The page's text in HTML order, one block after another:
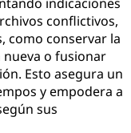
conflictivos,
como conservar la
o fusionar
Esto asegura un
y empodera a
sus